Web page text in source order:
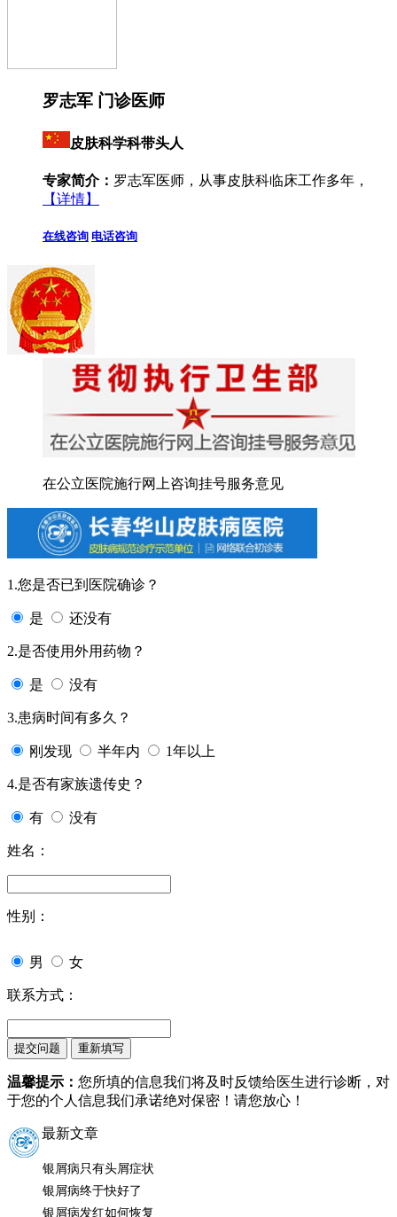
罗志军 门诊医师
皮肤科学科带头人
专家简介： 罗志军医师，从事皮肤科临床工作多年，
【详情】
在线咨询 电话咨询
在公立医院施行网上咨询挂号服务意见
1.您是否已到医院确诊？
是 还没有
2.是否使用外用药物？
是 没有
3.患病时间有多久？
刚发现 半年内 1年以上
4.是否有家族遗传史？
有 没有
姓名：
性别：
男 女
联系方式：
温馨提示： 您所填的信息我们将及时反馈给医生进行诊断，对
于您的个人信息我们承诺绝对保密！请您放心！
最新文章
银屑病只有头屑症状
银屑病终于快好了
银屑病发红如何恢复